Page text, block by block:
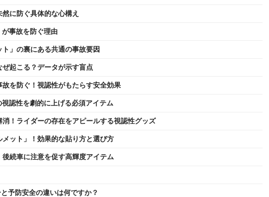
に防ぐ具体的な心構え
事故を防ぐ理由
」の裏にある共通の事故要因
起こる？データが示す盲点
故を防ぐ！視認性がもたらす安全効果
認性を劇的に上げる必須アイテム
消！ライダーの存在をアピールする視認性グッズ
ット」！効果的な貼り方と選び方
続車に注意を促す高輝度アイテム
予防安全の違いは何ですか？